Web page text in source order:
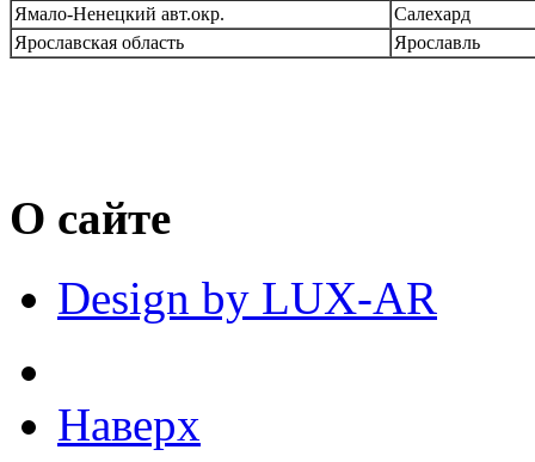
Ямало-Ненецкий авт.окр.
Салехард
Ярославская область
Ярославль
О сайте
Design by LUX-AR
Наверх